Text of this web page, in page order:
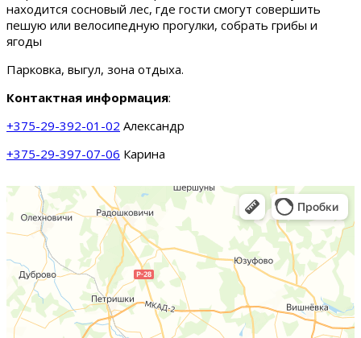
находится сосновый лес, где гости смогут совершить
пешую или велосипедную прогулки, собрать грибы и
ягоды
Парковка, выгул, зона отдыха.
Контактная информация:
+375-29-392-01-02 Александр
+375-29-397-07-06 Карина